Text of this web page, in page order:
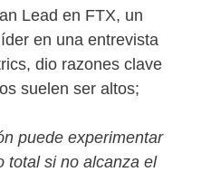
Lead en FTX, un
en una entrevista
dio razones clave
suelen ser altos;
puede experimentar
total si no alcanza el